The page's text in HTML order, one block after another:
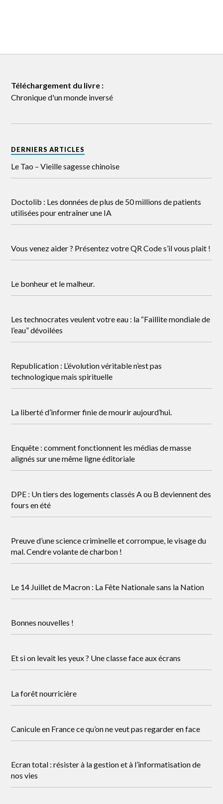
Téléchargement du livre :
Chronique d'un monde inversé
DERNIERS ARTICLES
Le Tao – Vieille sagesse chinoise
Doctolib : Les données de plus de 50 millions de patients
utilisées pour entraîner une IA
Vous venez aider ? Présentez votre QR Code s’il vous plait !
Le bonheur et le malheur.
Les technocrates veulent votre eau : la “Faillite mondiale de
l’eau” dévoilées
Republication : L’évolution véritable n’est pas
technologique mais spirituelle
La liberté d’informer finie de mourir aujourd’hui.
Enquête : comment fonctionnent les médias de masse
alignés sur une même ligne éditoriale
DPE : Un tiers des logements classés A ou B deviennent des
fours en été
Preuve d’une science criminelle et corrompue, le visage du
mal. Cendre volante de charbon !
Le 14 Juillet de Macron : La Fête Nationale sans la Nation
Bonnes nouvelles !
Et si on levait les yeux ? Une classe face aux écrans
La forêt nourricière
Canicule en France ce qu’on ne veut pas regarder en face
Ecran total : résister à la gestion et à l’informatisation de
nos vies